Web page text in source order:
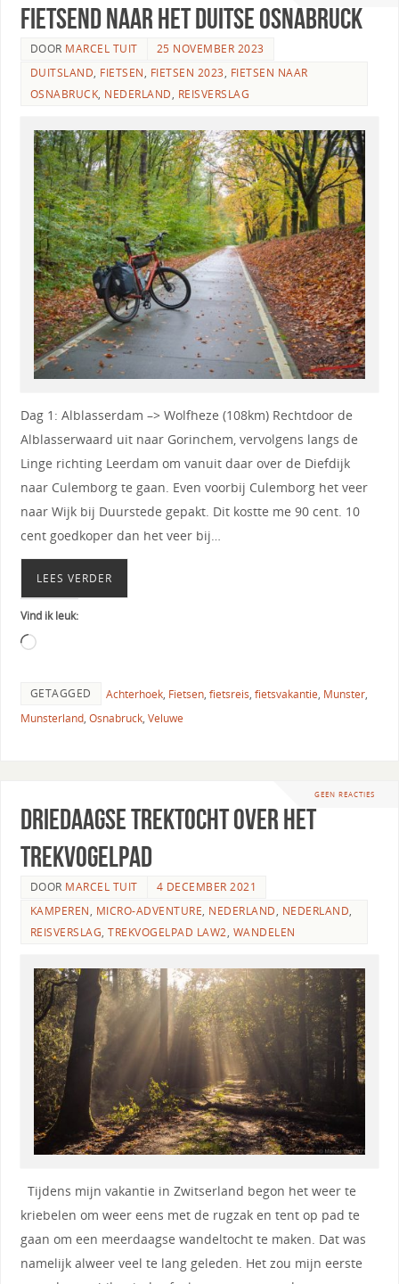
Fietsend naar het Duitse Osnabruck
DOOR MARCEL TUIT
25 NOVEMBER 2023
DUITSLAND, FIETSEN, FIETSEN 2023, FIETSEN NAAR
OSNABRUCK, NEDERLAND, REISVERSLAG
Dag 1: Alblasserdam –> Wolfheze (108km) Rechtdoor de
Alblasserwaard uit naar Gorinchem, vervolgens langs de
Linge richting Leerdam om vanuit daar over de Diefdijk
naar Culemborg te gaan. Even voorbij Culemborg het veer
naar Wijk bij Duurstede gepakt. Dit kostte me 90 cent. 10
cent goedkoper dan het veer bij…
LEES VERDER
Vind ik leuk:
GETAGGED Achterhoek, Fietsen, fietsreis, fietsvakantie, Munster,
Munsterland, Osnabruck, Veluwe
GEEN REACTIES
Driedaagse trektocht over het
trekvogelpad
DOOR MARCEL TUIT
4 DECEMBER 2021
KAMPEREN, MICRO-ADVENTURE, NEDERLAND, NEDERLAND,
REISVERSLAG,TREKVOGELPAD LAW2, WANDELEN
Tijdens mijn vakantie in Zwitserland begon het weer te
kriebelen om weer eens met de rugzak en tent op pad te
gaan om een meerdaagse wandeltocht te maken. Dat was
namelijk alweer veel te lang geleden. Het zou mijn eerste